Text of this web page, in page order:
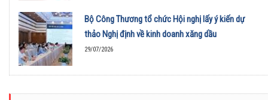
Bộ Công Thương tổ chức Hội nghị lấy ý kiến dự
thảo Nghị định về kinh doanh xăng dầu
29/07/2026